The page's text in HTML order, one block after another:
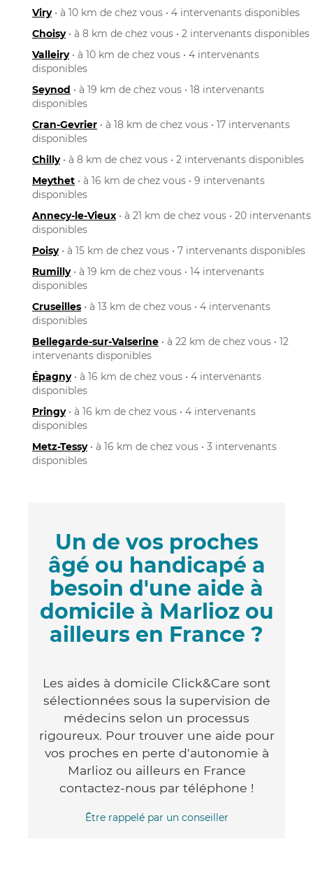
Viry• à 10 km de chez vous • 4 intervenants disponibles
Choisy• à 8 km de chez vous • 2 intervenants disponibles
Valleiry• à 10 km de chez vous • 4 intervenants
disponibles
Seynod • à 19 km de chez vous • 18 intervenants
disponibles
Cran-Gevrier • à 18 km de chez vous • 17 intervenants
disponibles
Chilly• à 8 km de chez vous • 2 intervenants disponibles
Meythet • à 16 km de chez vous • 9 intervenants
disponibles
Annecy-le-Vieux • à 21 km de chez vous • 20 intervenants
disponibles
Poisy• à 15 km de chez vous • 7 intervenants disponibles
Rumilly• à 19 km de chez vous • 14 intervenants
disponibles
Cruseilles • à 13 km de chez vous • 4 intervenants
disponibles
Bellegarde-sur-Valserine • à 22 km de chez vous • 12
intervenants disponibles
Épagny• à 16 km de chez vous • 4 intervenants
disponibles
Pringy• à 16 km de chez vous • 4 intervenants
disponibles
Metz-Tessy• à 16 km de chez vous • 3 intervenants
disponibles
Un de vos proches
âgé ou handicapé a
besoin d'une aide à
domicile à Marlioz ou
ailleurs en France ?
Les aides à domicile Click&Care sont
sélectionnées sous la supervision de
médecins selon un processus
rigoureux. Pour trouver une aide pour
vos proches en perte d'autonomie à
Marlioz ou ailleurs en France
contactez-nous par téléphone !
Être rappelé par un conseiller